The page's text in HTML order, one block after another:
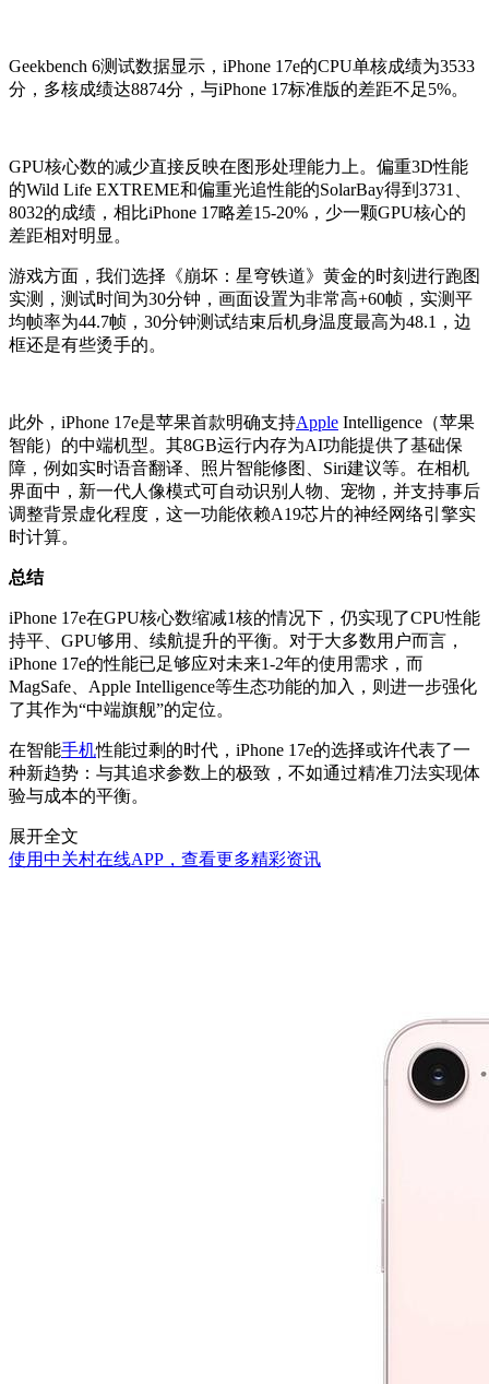
Geekbench 6测试数据显示，iPhone 17e的CPU单核成绩为3533
分，多核成绩达8874分，与iPhone 17标准版的差距不足5%。
GPU核心数的减少直接反映在图形处理能力上。偏重3D性能
的Wild Life EXTREME和偏重光追性能的SolarBay得到3731、
8032的成绩，相比iPhone 17略差15-20%，少一颗GPU核心的
差距相对明显。
游戏方面，我们选择《崩坏：星穹铁道》黄金的时刻进行跑图
实测，测试时间为30分钟，画面设置为非常高+60帧，实测平
均帧率为44.7帧，30分钟测试结束后机身温度最高为48.1，边
框还是有些烫手的。
此外，iPhone 17e是苹果首款明确支持Apple Intelligence（苹果
智能）的中端机型。其8GB运行内存为AI功能提供了基础保
障，例如实时语音翻译、照片智能修图、Siri建议等。在相机
界面中，新一代人像模式可自动识别人物、宠物，并支持事后
调整背景虚化程度，这一功能依赖A19芯片的神经网络引擎实
时计算。
总结
iPhone 17e在GPU核心数缩减1核的情况下，仍实现了CPU性能
持平、GPU够用、续航提升的平衡。对于大多数用户而言，
iPhone 17e的性能已足够应对未来1-2年的使用需求，而
MagSafe、Apple Intelligence等生态功能的加入，则进一步强化
了其作为“中端旗舰”的定位。
在智能手机性能过剩的时代，iPhone 17e的选择或许代表了一
种新趋势：与其追求参数上的极致，不如通过精准刀法实现体
验与成本的平衡。
展开全文
使用中关村在线APP，查看更多精彩资讯